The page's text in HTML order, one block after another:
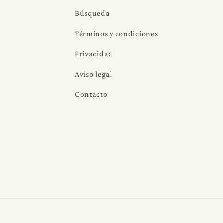
Búsqueda
Términos y condiciones
Privacidad
Aviso legal
Contacto